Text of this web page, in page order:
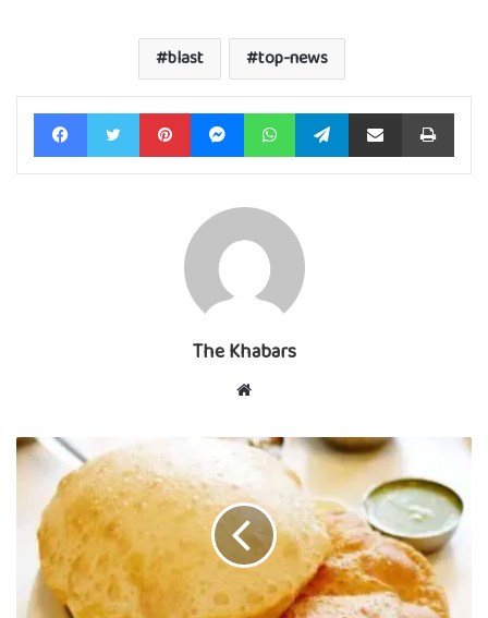
blast top-news
FacebookTwitter PinterestMessengerWhatsAppTelegramShare via Email Print
The Khabars
Website